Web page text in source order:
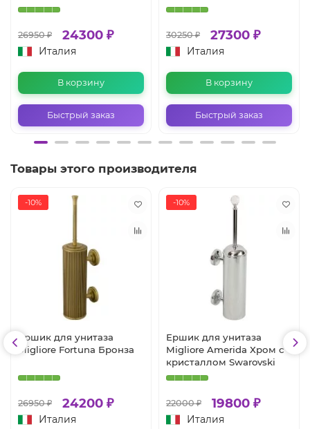
26950 ₽ 24300 ₽
Италия
В корзину
Быстрый заказ
30250 ₽ 27300 ₽
Италия
В корзину
Быстрый заказ
Товары этого производителя
-10%
Ершик для унитаза
Migliore Fortuna Бронза
26950 ₽ 24200 ₽
Италия
-10%
Ершик для унитаза
Migliore Amerida Хром с
кристаллом Swarovski
22000 ₽ 19800 ₽
Италия